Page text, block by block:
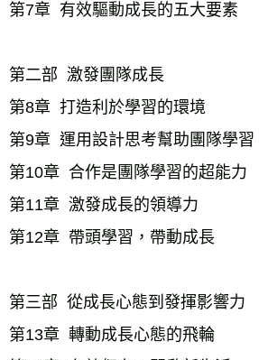
第7章  有效驅動成長的五大要素
第二部  激發團隊成長
第8章  打造利於學習的環境
第9章  運用設計思考幫助團隊學習
第10章  合作是團隊學習的超能力
第11章  激發成長的領導力
第12章  帶頭學習，帶動成長
第三部  從成長心態到發揮影響力
第13章  轉動成長心態的飛輪